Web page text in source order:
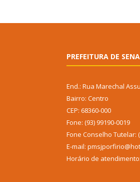
PREFEITURA DE
End.: Rua Marechal
Bairro: Centro
CEP: 68360-000
Fone: (93) 99190-0019
Fone Conselho Tutelar:
E-mail:
Horário de